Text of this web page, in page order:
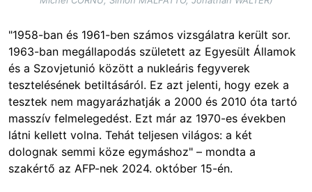
"1958-ban és 1961-ben számos vizsgálatra került sor.
1963-ban megállapodás született az Egyesült Államok
és a Szovjetunió között a nukleáris fegyverek
tesztelésének betiltásáról. Ez azt jelenti, hogy ezek a
tesztek nem magyarázhatják a 2000 és 2010 óta tartó
masszív felmelegedést. Ezt már az 1970-es években
látni kellett volna. Tehát teljesen világos: a két
dolognak semmi köze egymáshoz" – mondta a
szakértő az AFP-nek 2024. október 15-én.